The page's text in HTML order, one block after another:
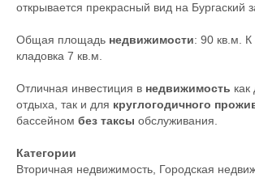
открывается прекрасный вид на Бургаский
Общая площадь недвижимости: 90 кв.м. К
кладовка 7 кв.м.
Отличная инвестиция в недвижимость как
отдыха, так и для круглогодичного
бассейном без таксы обслуживания.
Категории
Вторичная недвижимость, Городская